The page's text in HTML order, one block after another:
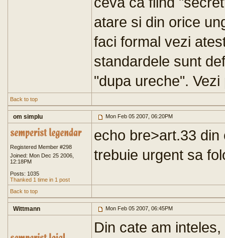
atare si din orice
faci formal vezi
standardele sunt
"dupa ureche".
Back to top
om simplu Mon Feb 05 2007, 06:20PM
Registered Member #298
Joined: Mon Dec 25 2006,
12:18PM
Posts: 1035
Thanked 1 time in 1 post
echo bre>art.33
trebuie urgent sa
Back to top
Wittmann Mon Feb 05 2007, 06:45PM
Din cate am